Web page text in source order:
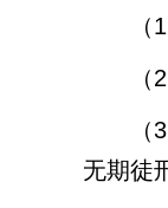
（1
（2
（3
无期徒